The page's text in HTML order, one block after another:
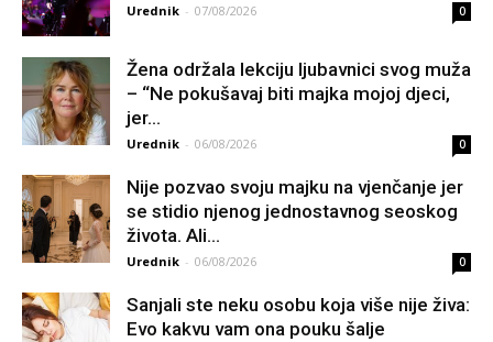
Urednik - 07/08/2026 0
Žena održala lekciju ljubavnici svog muža
– “Ne pokušavaj biti majka mojoj djeci,
jer...
Urednik - 06/08/2026 0
Nije pozvao svoju majku na vjenčanje jer
se stidio njenog jednostavnog seoskog
života. Ali...
Urednik - 06/08/2026 0
Sanjali ste neku osobu koja više nije živa:
Evo kakvu vam ona pouku šalje